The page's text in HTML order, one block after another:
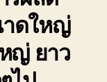
ดใหญ่
ญ่ ยาว